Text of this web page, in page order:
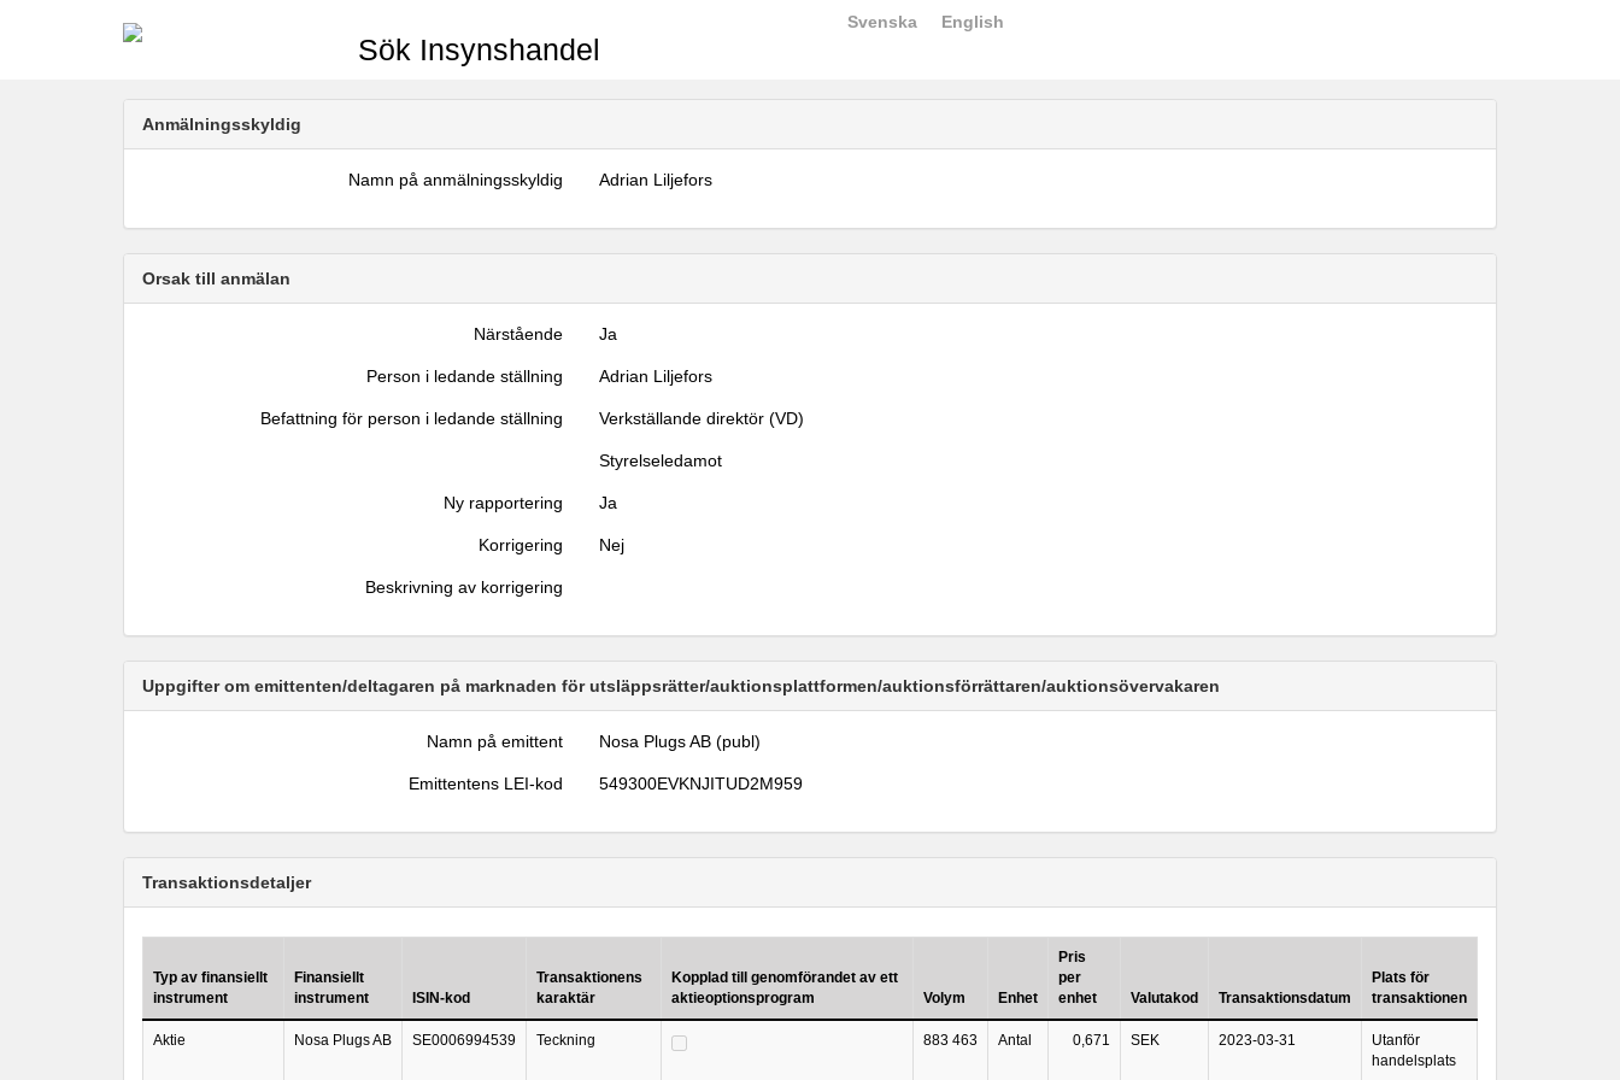
Sök Insynshandel
Svenska English
Anmälningsskyldig
Namn på anmälningsskyldig Adrian Liljefors
Orsak till anmälan
Närstående Ja
Person i ledande ställning Adrian Liljefors
Befattning för person i ledande ställning Verkställande direktör (VD)
Styrelseledamot
Ny rapportering Ja
Korrigering Nej
Beskrivning av korrigering
Uppgifter om emittenten/deltagaren på marknaden för utsläppsrätter/auktionsplattformen/auktionsförrättaren/auktionsövervakaren
Namn på emittent Nosa Plugs AB (publ)
Emittentens LEI-kod 549300EVKNJITUD2M959
Transaktionsdetaljer
Typ av finansiellt
instrument
Finansiellt
instrument
ISIN-kod
Transaktionens
karaktär
Kopplad till genomförandet av ett
aktieoptionsprogram
Volym Enhet
Pris
per
enhet
Valutakod Transaktionsdatum
Plats för
transaktionen
Aktie Nosa Plugs AB SE0006994539 Teckning 883 463 Antal 0,671 SEK 2023-03-31
Utanför
handelsplats